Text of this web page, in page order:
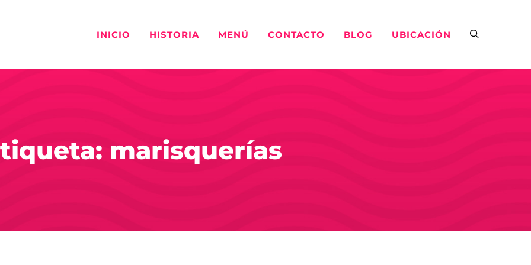
INICIO HISTORIA MENÚ CONTACTO BLOG UBICACIÓN
marisquerías